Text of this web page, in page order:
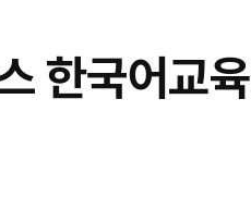
한국어교